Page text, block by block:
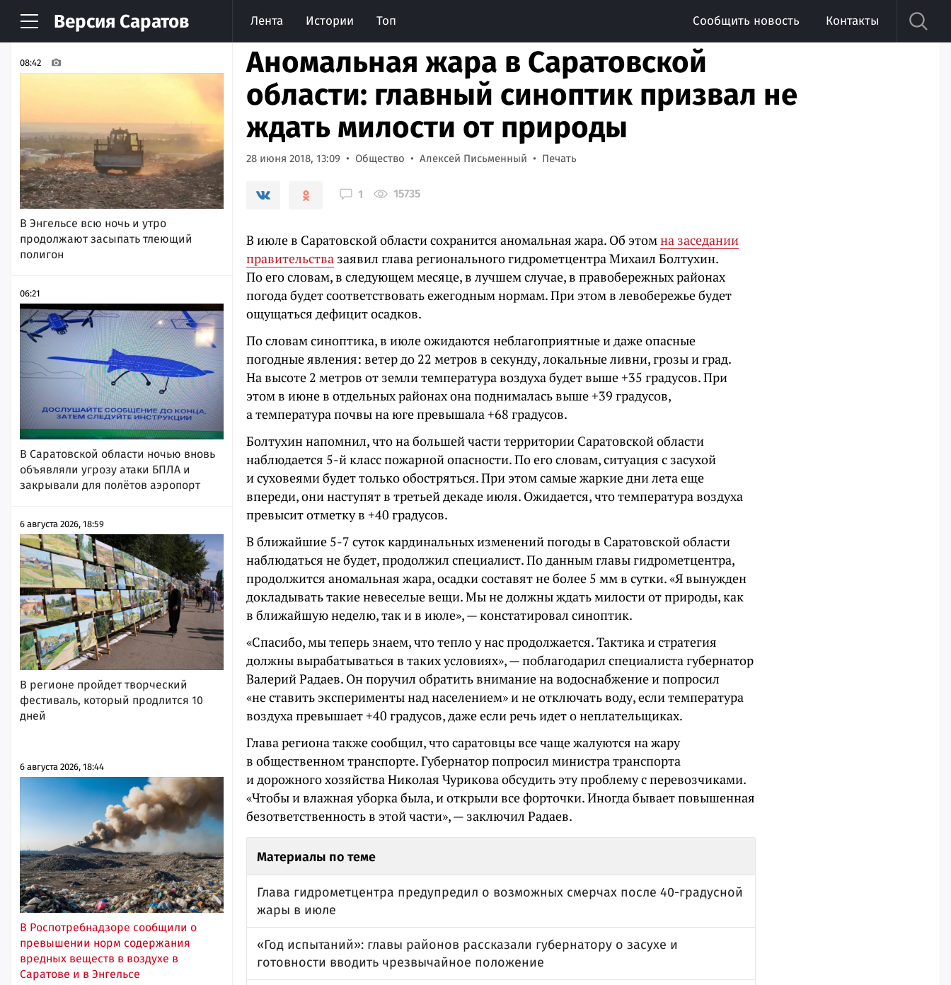
Версия Саратов Лента Истории Топ Сообщить новость Контакты
НОВОСТИ АРХИВ
08:42
В Энгельсе всю ночь и утро
продолжают засыпать тлеющий
полигон
06:21
В Саратовской области ночью вновь
объявляли угрозу атаки БПЛА и
закрывали для полётов аэропорт
6 августа 2026, 18:59
В регионе пройдет творческий
фестиваль, который продлится 10
дней
6 августа 2026, 18:44
В Роспотребнадзоре сообщили о
превышении норм содержания
вредных веществ в воздухе в
Саратове и в Энгельсе
Аномальная жара в Саратовской
области: главный синоптик призвал не
ждать милости от природы
28 июня 2018, 13:09 Общество Алексей Письменный Печать
1 15735
В июле в Саратовской области сохранится аномальная жара. Об этомна заседании
правительства заявил глава регионального гидрометцентра Михаил Болтухин.
По его словам, в следующем месяце, в лучшем случае, в правобережных районах
погода будет соответствовать ежегодным нормам. При этом в левобережье будет
ощущаться дефицит осадков.
По словам синоптика, в июле ожидаются неблагоприятные и даже опасные
погодные явления: ветер до 22 метров в секунду, локальные ливни, грозы и град.
На высоте 2 метров от земли температура воздуха будет выше +35 градусов. При
этом в июне в отдельных районах она поднималась выше +39 градусов,
а температура почвы на юге превышала +68 градусов.
Болтухин напомнил, что на большей части территории Саратовской области
наблюдается 5-й класс пожарной опасности. По его словам, ситуация с засухой
и суховеями будет только обостряться. При этом самые жаркие дни лета еще
впереди, они наступят в третьей декаде июля. Ожидается, что температура воздуха
превысит отметку в +40 градусов.
В ближайшие 5-7 суток кардинальных изменений погоды в Саратовской области
наблюдаться не будет, продолжил специалист. По данным главы гидрометцентра,
продолжится аномальная жара, осадки составят не более 5 мм в сутки. «Я вынужден
докладывать такие невеселые вещи. Мы не должны ждать милости от природы, как
в ближайшую неделю, так и в июле», — констатировал синоптик.
«Спасибо, мы теперь знаем, что тепло у нас продолжается. Тактика и стратегия
должны вырабатываться в таких условиях», — поблагодарил специалиста губернатор
Валерий Радаев. Он поручил обратить внимание на водоснабжение и попросил
«не ставить эксперименты над населением» и не отключать воду, если температура
воздуха превышает +40 градусов, даже если речь идет о неплательщиках.
Глава региона также сообщил, что саратовцы все чаще жалуются на жару
в общественном транспорте. Губернатор попросил министра транспорта
и дорожного хозяйства Николая Чурикова обсудить эту проблему с перевозчиками.
«Чтобы и влажная уборка была, и открыли все форточки. Иногда бывает повышенная
безответственность в этой части», — заключил Радаев.
Материалы по теме
Глава гидрометцентра предупредил о возможных смерчах после 40-градусной
жары в июле
«Год испытаний»: главы районов рассказали губернатору о засухе и
готовности вводить чрезвычайное положение